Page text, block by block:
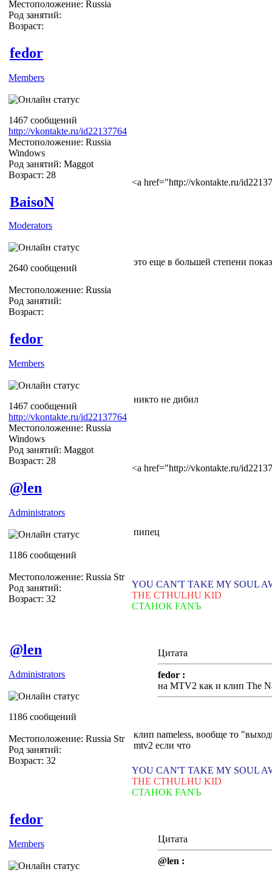
Местоположение: Russia
Род занятий:
Возраст:
fedor
Members
1467 сообщений
http://vkontakte.ru/id22137764
Местоположение: Russia
Windows
Род занятий: Maggot
Возраст: 28
<a href="http://vkontakte.ru/
BaisoN
Moderators
2640 сообщений
Местоположение: Russia
Род занятий:
Возраст:
это еще в большей степени
fedor
Members
1467 сообщений
http://vkontakte.ru/id22137764
Местоположение: Russia
Windows
Род занятий: Maggot
Возраст: 28
никто не дибил
<a href="http://vkontakte.ru/
@len
Administrators
1186 сообщений
Местоположение: Russia Str
Род занятий:
Возраст: 32
пипец
YOU CAN'T TAKE MY SOUL
THE CTHULHU KID
СТАНОК FANЪ
@len
Administrators
1186 сообщений
Местоположение: Russia Str
Род занятий:
Возраст: 32
Цитата
fedor :
на MTV2 как и клип The
клип nameless, вообще то
mtv2 если что
YOU CAN'T TAKE MY SOUL
THE CTHULHU KID
СТАНОК FANЪ
fedor
Members Цитата
@len :